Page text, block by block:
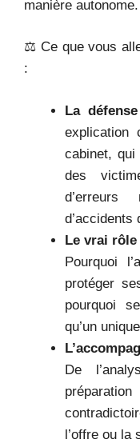
manière autonome.
⚖️ Ce que vous
:
La
explication
cabinet, qui
des
d’erreurs
d’accidents
Le vrai rôle
Pourquoi
protéger
pourquoi
qu’un
De
l’offre ou la